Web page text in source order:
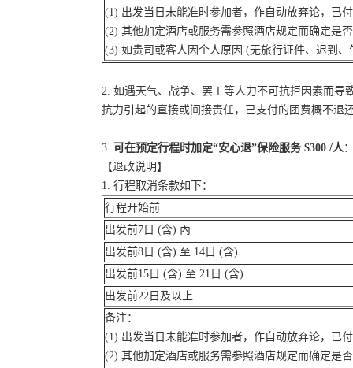
(1) 出发当日未能准时参加者，作自动放弃论，已
(2) 其他加定酒店或服务需参照酒店规定而确定是
(3) 如贵司或客人因个人原因 (无旅行证件、迟到
2. 如遇天气、战争、罢工等人力不可抗拒因素而
抗力引起的直接或间接责任，已支付的团费概不退
3. 可在预定行程时加定“安心退”保险服务 $300 /人
【退改说明】
1. 行程取消条款如下：
行程开始前
出发前7日 (含) 內
出发前8日 (含) 至 14日 (含)
出发前15日 (含) 至 21日 (含)
出发前22日及以上
备注：
(1) 出发当日未能准时参加者，作自动放弃论，已
(2) 其他加定酒店或服务需参照酒店规定而确定是